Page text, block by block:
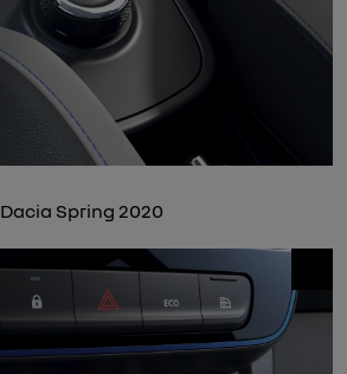
Dacia Spring 2020